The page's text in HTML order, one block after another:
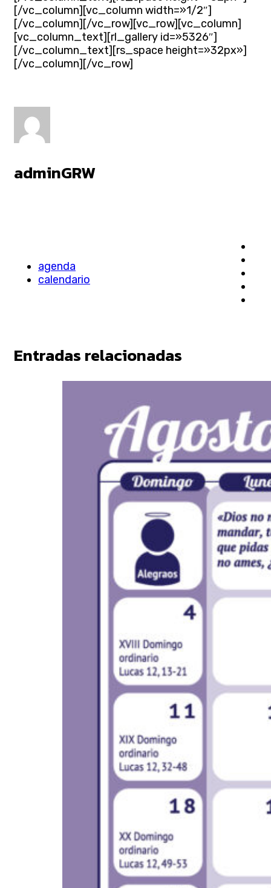
[/vc_column][vc_column width=»1/2″]
[/vc_column][/vc_row][vc_row][vc_column]
[vc_column_text][rl_gallery id=»5326″]
[/vc_column_text][rs_space height=»32px»]
[/vc_column][/vc_row]
adminGRW
agenda
calendario
Entradas relacionadas